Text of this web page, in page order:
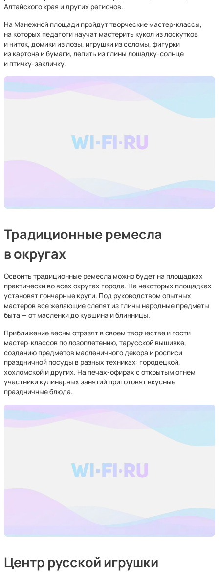
Алтайского края и других регионов.
На Манежной площади пройдут творческие мастер-классы,
на которых педагоги научат мастерить кукол из лоскутков
и ниток, домики из лозы, игрушки из соломы, фигурки
из картона и бумаги, лепить из глины лошадку-солнце
и птичку-закличку.
Традиционные ремесла
в округах
Освоить традиционные ремесла можно будет на площадках
практически во всех округах города. На некоторых площадках
установят гончарные круги. Под руководством опытных
мастеров все желающие слепят из глины народные предметы
быта — от масленки до кувшина и блинницы.
Приближение весны отразят в своем творчестве и гости
мастер-классов по лозоплетению, тарусской вышивке,
созданию предметов масленичного декора и росписи
праздничной посуды в разных техниках: городецкой,
хохломской и других. На печах-офирах с открытым огнем
участники кулинарных занятий приготовят вкусные
праздничные блюда.
Центр русской игрушки